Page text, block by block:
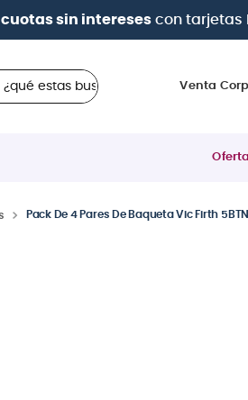
en cuotasdesde 0% de interés
estas buscando?
Venta
Pack De 4 Pares De Baqueta Vic Firth